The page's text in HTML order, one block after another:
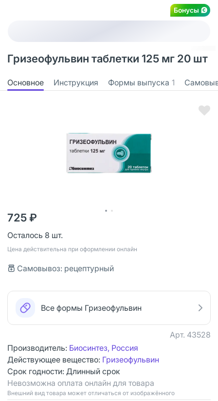
Бонусы
Гризеофульвин таблетки 125 мг 20 шт
Основное Инструкция Формы выпуска 1
725 ₽
Осталось 8 шт.
Цена действительна при оформлении онлайн
Самовывоз: рецептурный
Все формы Гризеофульвин
Арт. 43528
Производитель: Биосинтез, Россия
Действующее вещество: Гризеофульвин
Срок годности: Длинный срок
Невозможна оплата онлайн для товара
Bнешний вид товара может отличаться от изображённого